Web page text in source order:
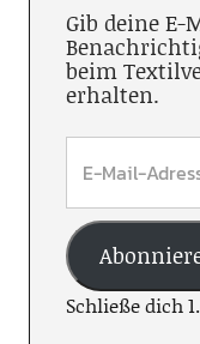
Gib deine E-
beim
erhalten.
Schließe dich